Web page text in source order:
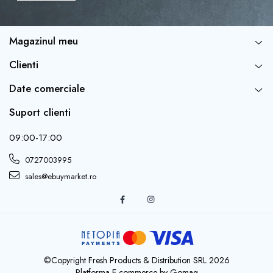
INSTRUCTIUNI
Magazinul meu
Clienti
Date comerciale
Suport clienti
09:00-17:00
0727003995
sales@ebuymarket.ro
©Copyright Fresh Products & Distribution SRL 2026